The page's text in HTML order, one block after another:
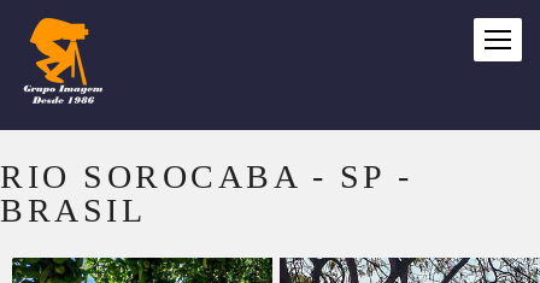
RIO SOROCABA - SP -
BRASIL